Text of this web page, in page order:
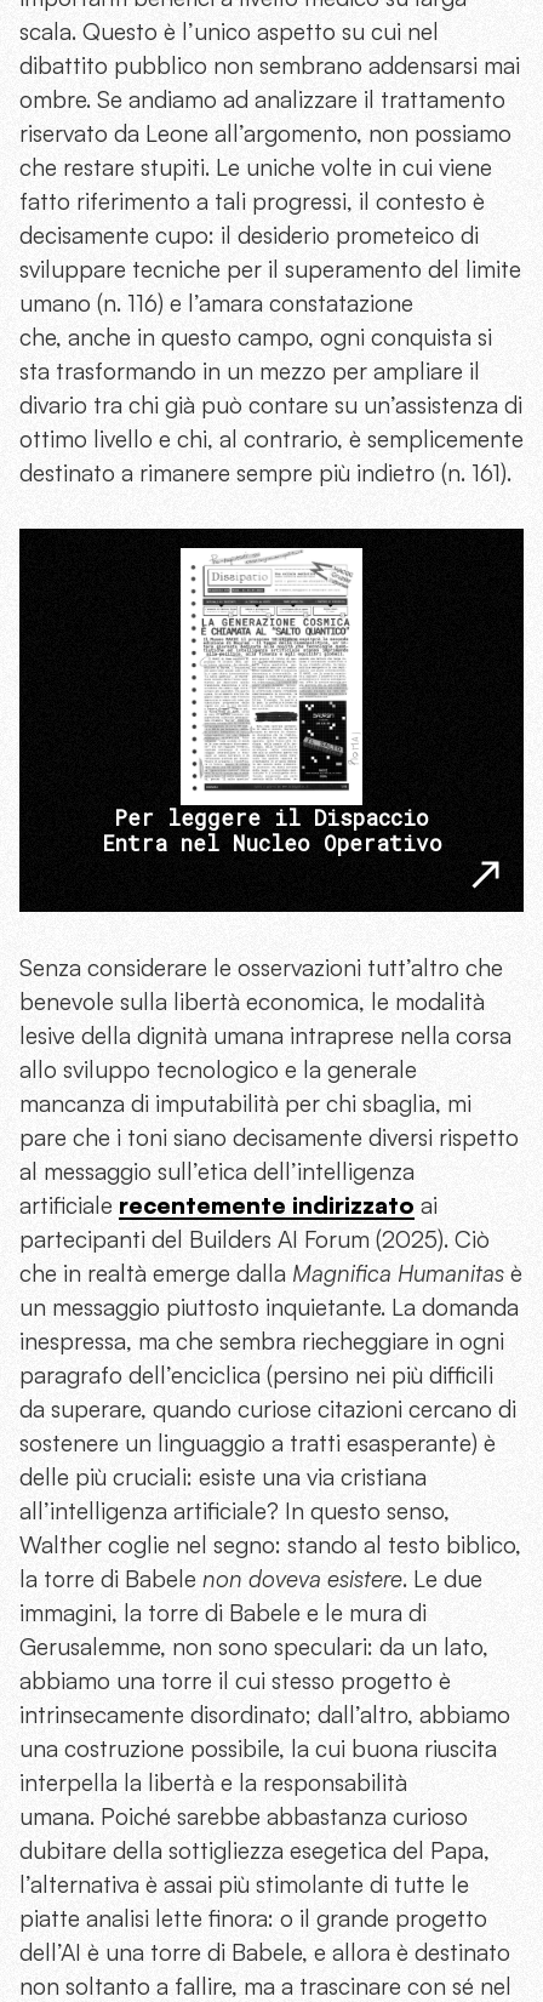
scala. Questo è l’unico aspetto su cui nel
dibattito pubblico non sembrano addensarsi mai
ombre. Se andiamo ad analizzare il trattamento
riservato da Leone all’argomento, non possiamo
che restare stupiti. Le uniche volte in cui viene
fatto riferimento a tali progressi, il contesto è
decisamente cupo: il desiderio prometeico di
sviluppare tecniche per il superamento del limite
umano (n. 116) e l’amara constatazione
che, anche in questo campo, ogni conquista si
sta trasformando in un mezzo per ampliare il
divario tra chi già può contare su un’assistenza di
ottimo livello e chi, al contrario, è semplicemente
destinato a rimanere sempre più indietro (n. 161).
Per leggere il Dispaccio
Entra nel Nucleo Operativo
Senza considerare le osservazioni tutt’altro che
benevole sulla libertà economica, le modalità
lesive della dignità umana intraprese nella corsa
allo sviluppo tecnologico e la generale
mancanza di imputabilità per chi sbaglia, mi
pare che i toni siano decisamente diversi rispetto
al messaggio sull’etica dell’intelligenza
artificiale recentemente indirizzato ai
partecipanti del Builders AI Forum (2025). Ciò
che in realtà emerge dalla Magnifica Humanitas è
un messaggio piuttosto inquietante. La domanda
inespressa, ma che sembra riecheggiare in ogni
paragrafo dell’enciclica (persino nei più difficili
da superare, quando curiose citazioni cercano di
sostenere un linguaggio a tratti esasperante) è
delle più cruciali: esiste una via cristiana
all’intelligenza artificiale? In questo senso,
Walther coglie nel segno: stando al testo biblico,
la torre di Babele non doveva esistere. Le due
immagini, la torre di Babele e le mura di
Gerusalemme, non sono speculari: da un lato,
abbiamo una torre il cui stesso progetto è
intrinsecamente disordinato; dall’altro, abbiamo
una costruzione possibile, la cui buona riuscita
interpella la libertà e la responsabilità
umana. Poiché sarebbe abbastanza curioso
dubitare della sottigliezza esegetica del Papa,
l’alternativa è assai più stimolante di tutte le
piatte analisi lette finora: o il grande progetto
dell’AI è una torre di Babele, e allora è destinato
non soltanto a fallire, ma a trascinare con sé nel